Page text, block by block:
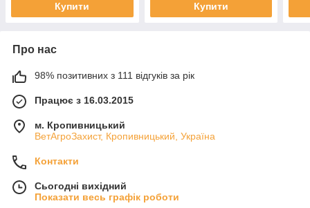
Купити Купити
Про нас
98% позитивних з 111 відгуків за рік
Працює з 16.03.2015
м. Кропивницький
ВетАгроЗахист, Кропивницький, Україна
Контакти
Сьогодні вихідний
Показати весь графік роботи